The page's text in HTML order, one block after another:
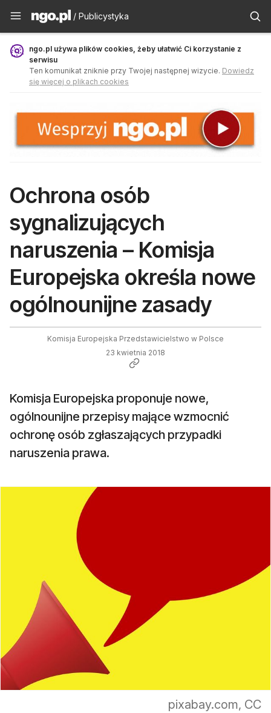
Publicystyka - ngo.pl
/ Publicystyka
ngo.pl używa plików cookies, żeby ułatwić Ci korzystanie z
serwisu
Ten komunikat zniknie przy Twojej następnej wizycie. Dowiedz
się więcej o plikach cookies
Ochrona osób
sygnalizujących
naruszenia – Komisja
Europejska określa nowe
ogólnounijne zasady
Komisja Europejska Przedstawicielstwo w Polsce
23 kwietnia 2018
Komisja Europejska proponuje nowe,
ogólnounijne przepisy mające wzmocnić
ochronę osób zgłaszających przypadki
naruszenia prawa.
pixabay.com, CC